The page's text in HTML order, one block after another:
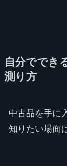
自分ででき
測り方
中古品を手に
知りたい場面